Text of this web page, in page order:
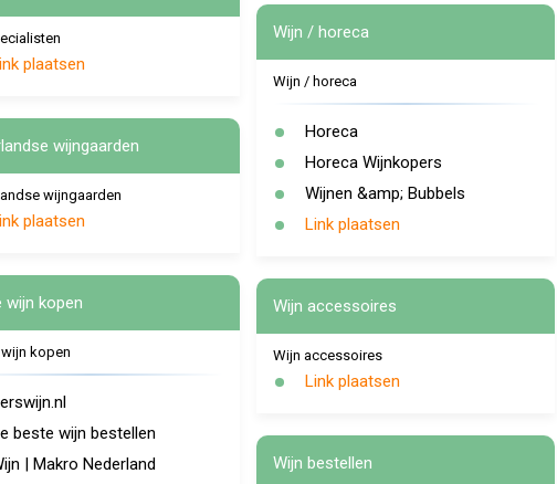
plaatsen
wijngaarden
wijngaarden
plaatsen
wijn kopen
kopen
beste wijn bestellen
| Makro Nederland
Wijn / horeca
Wijn / horeca
Horeca
Horeca Wijnkopers
Wijnen &amp; Bubbels
Link plaatsen
Wijn accessoires
Wijn accessoires
Link plaatsen
Wijn bestellen